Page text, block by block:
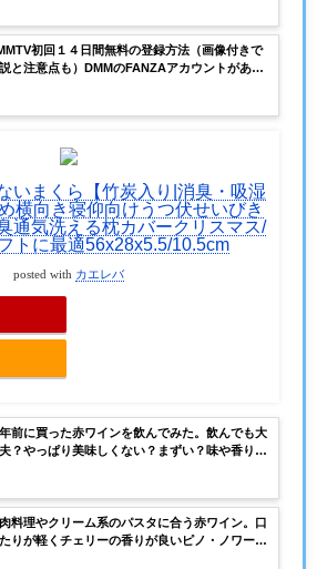
初回１４日間無料の登録方法（画像付きで
と注意点も）DMMのFANZAアカウントがある
いまくら【竹炭入り|消臭・吸湿
横向き寝仰向けうつ伏せいびき
通気洗える枕カバークリスマス/
トに最適56x28x5.5/10.5cm
posted with カエレバ
前に買った赤ワインを飲んでみた。飲んでも大
？やっぱり美味しくない？まずい？味や香り
料理やクリーム系のパスタに合う赤ワイン。口
りが軽くチェリーの香りが良いピノ・ノワール